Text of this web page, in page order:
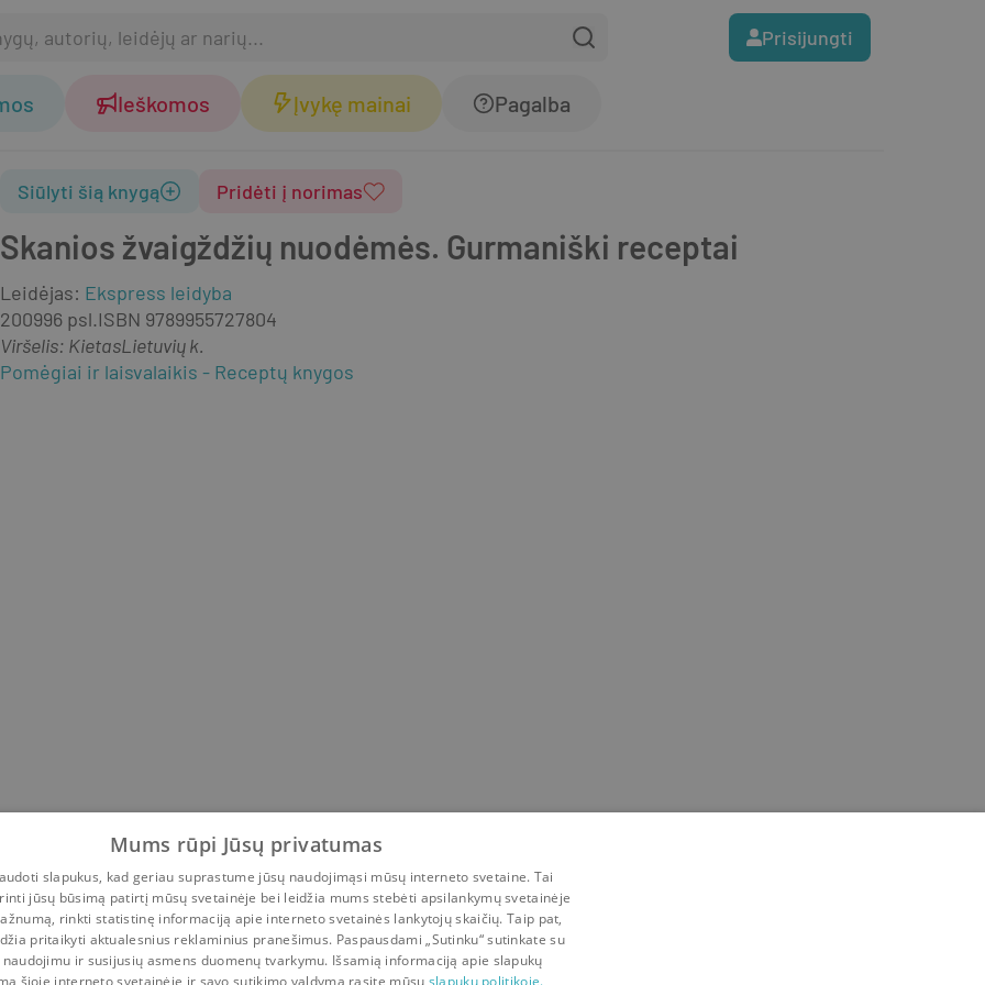
Prisijungti
Ieškomos Įvykę mainai Pagalba
Skanios žvaigždžių nuodėmės. Gurmaniški receptai
Siūlyti šią knygą Pridėti į norimas
Leidėjas: Ekspress leidyba
200996 psl.ISBN 9789955727804
Viršelis: KietasLietuvių k.
Pomėgiai ir laisvalaikis
Receptų knygos
Mums rūpi Jūsų privatumas
slapukus, kad geriau suprastume jūsų naudojimąsi mūsų interneto svetaine. Tai
jūsų būsimą patirtį mūsų svetainėje bei leidžia mums stebėti apsilankymų svetainėje
rinkti statistinę informaciją apie interneto svetainės lankytojų skaičių. Taip pat,
pritaikyti aktualesnius reklaminius pranešimus. Paspausdami „Sutinku“ sutinkate su
ir susijusių asmens duomenų tvarkymu. Išsamią informaciją apie slapukų
šioje interneto svetainėje ir savo sutikimo valdymą rasite mūsų slapukų politikoje.